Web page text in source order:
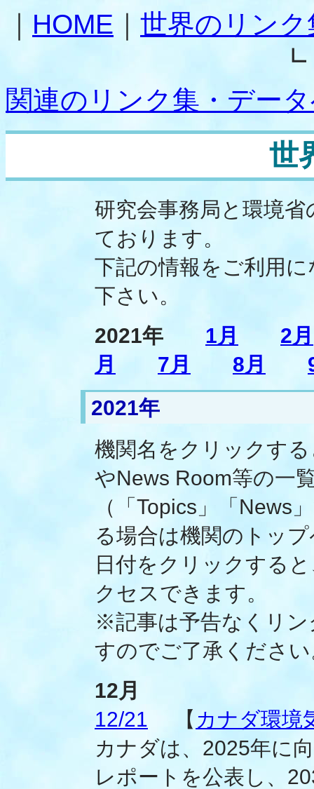
HOME
世界のリン
┗
関連のリンク集・デー
世
研究会事務局と環境
ております。
下記の情報をご利用
下さい。
2021年 1月
2月
月
7月 8月
2021年
機関名をクリックす
やNews Room等の一
（「Topics」「News
る場合は機関のトッ
日付をクリックする
クセスできます。
※記事は予告なくリ
すのでご了承くださ
12月
12/21 【 カナダ環境
カナダは、2025年に
レポートを公表し、